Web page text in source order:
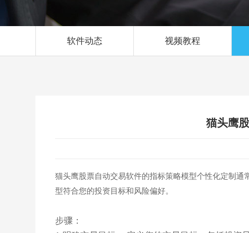
软件动态 视频教程
猫头鹰
猫头鹰股票自动交易软件的指标策略模型个性化定制
型符合您的投资目标和风险偏好。
步骤：